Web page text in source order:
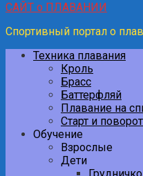
САЙТ о ПЛАВАНИИ
Спортивный портал о
Техника плавания
Кроль
Брасс
Баттерфляй
Плавание на
Старт и
Обучение
Взрослые
Дети